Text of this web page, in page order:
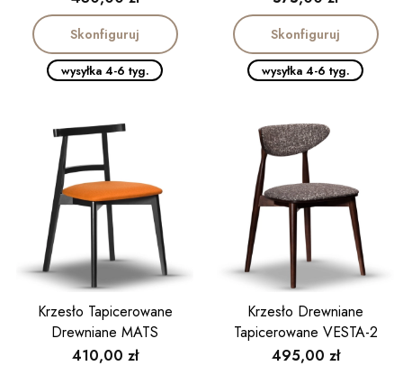
Skonfiguruj
wysyłka 4-6 tyg.
Skonfiguruj
wysyłka 4-6 tyg.
Krzesło Tapicerowane
Drewniane MATS
Cena
410,00 zł
Krzesło Drewniane
Tapicerowane VESTA-2
Cena
495,00 zł